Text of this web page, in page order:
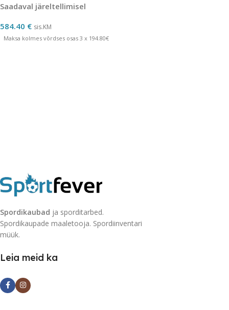
Saadaval järeltellimisel
584.40 € sis.KM
Maksa kolmes võrdses osas 3 x 194.80€
Spordikaubad ja sporditarbed.
Spordikaupade maaletooja. Spordiinventari
müük.
Leia meid ka